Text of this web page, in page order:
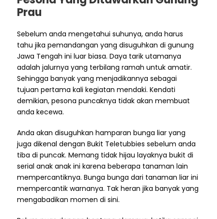
Prau
Sebelum anda mengetahui suhunya, anda harus
tahu jika pemandangan yang disuguhkan di gunung
Jawa Tengah ini luar biasa. Daya tarik utamanya
adalah jalurnya yang terbilang ramah untuk amatir.
Sehingga banyak yang menjadikannya sebagai
tujuan pertama kali kegiatan mendaki. Kendati
demikian, pesona puncaknya tidak akan membuat
anda kecewa.
Anda akan disuguhkan hamparan bunga liar yang
juga dikenal dengan Bukit Teletubbies sebelum anda
tiba di puncak. Memang tidak hijau layaknya bukit di
serial anak anak ini karena beberapa tanaman lain
mempercantiknya. Bunga bunga dari tanaman liar ini
mempercantik warnanya. Tak heran jika banyak yang
mengabadikan momen di sini.